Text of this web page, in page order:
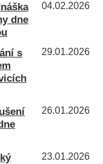
04.02.2026
dne
29.01.2026
s
26.01.2026
23.01.2026